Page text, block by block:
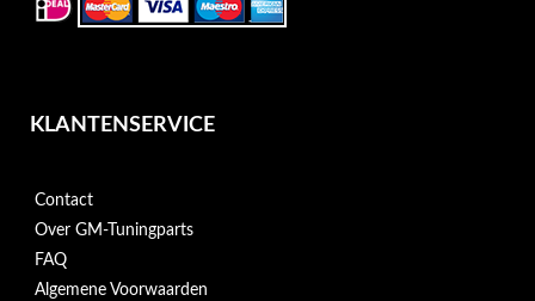
KLANTENSERVICE
Contact
Over GM-Tuningparts
FAQ
Algemene Voorwaarden